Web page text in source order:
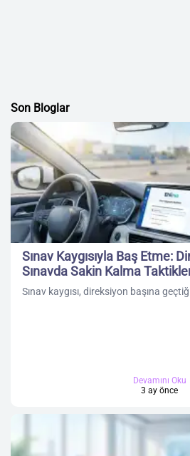
Son Bloglar
Sınav Kaygısıyla Baş Etme:
Sınavda Sakin Kalma
Sınav kaygısı, direksiyon başına
Devamını Oku
3 ay önce